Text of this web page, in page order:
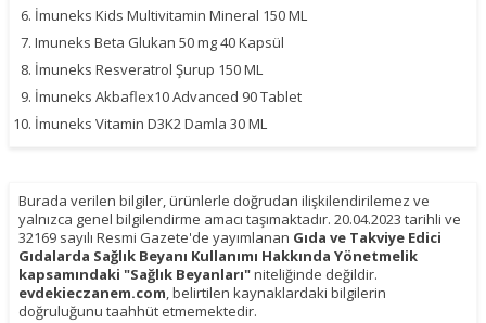
İmuneks Kids Multivitamin Mineral 150 ML
Imuneks Beta Glukan 50 mg 40 Kapsül
İmuneks Resveratrol Şurup 150 ML
İmuneks Akbaflex10 Advanced 90 Tablet
İmuneks Vitamin D3K2 Damla 30 ML
Burada verilen bilgiler, ürünlerle doğrudan ilişkilendirilemez ve
yalnızca genel bilgilendirme amacı taşımaktadır. 20.04.2023 tarihli ve
32169 sayılı Resmi Gazete'de yayımlanan Gıda ve Takviye Edici
Gıdalarda Sağlık Beyanı Kullanımı Hakkında Yönetmelik
kapsamındaki "Sağlık Beyanları"niteliğinde değildir.
evdekieczanem.com, belirtilen kaynaklardaki bilgilerin
doğruluğunu taahhüt etmemektedir.